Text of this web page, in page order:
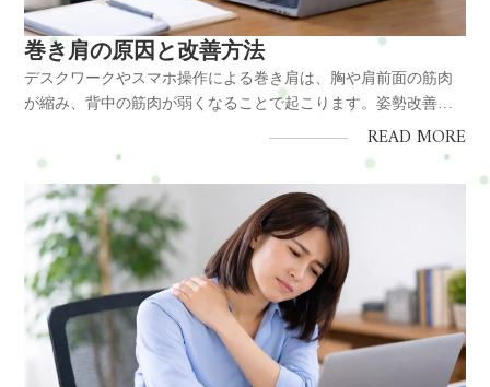
巻き肩の原因と改善方法
デスクワークやスマホ操作による巻き肩は、胸や肩前面の筋肉
が縮み、背中の筋肉が弱くなることで起こります。姿勢改善や
筋肉バランスの調整によって予防・改善が可能です。結論巻き
肩は筋肉バランスの崩れによる姿勢不良であり、早めのケアで
改善できます。原因・長時間の前傾姿勢 ・スマホやPC作業の増
加 ・胸の筋肉（...
READ MORE